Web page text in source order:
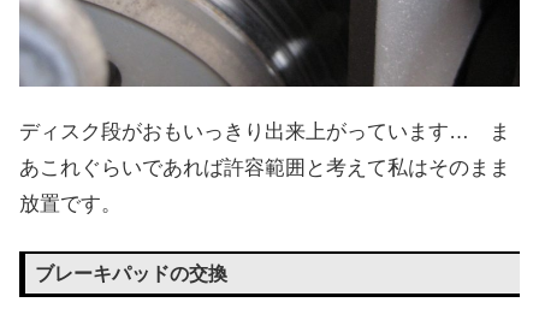
ディスク段がおもいっきり出来上がっています… ま
あこれぐらいであれば許容範囲と考えて私はそのまま
放置です。
ブレーキパッドの交換